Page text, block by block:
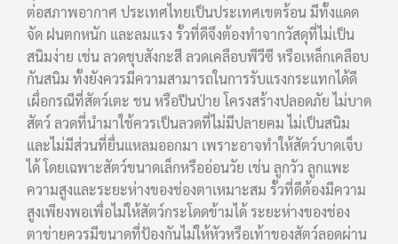
ต่อสภาพอากาศ ประเทศไทยเป็นประเทศเขตร้อน มีทั้งแดด
จัด ฝนตกหนัก และลมแรง รั้วที่ดีจึงต้องทำจากวัสดุที่ไม่เป็น
สนิมง่าย เช่น ลวดชุบสังกะสี ลวดเคลือบพีวีซี หรือเหล็กเคลือบ
กันสนิม ทั้งยังควรมีความสามารถในการรับแรงกระแทกได้ดี
เผื่อกรณีที่สัตว์เตะ ชน หรือปีนป่าย โครงสร้างปลอดภัย ไม่บาด
สัตว์ ลวดที่นำมาใช้ควรเป็นลวดที่ไม่มีปลายคม ไม่เป็นสนิม
และไม่มีส่วนที่ยื่นแหลมออกมา เพราะอาจทำให้สัตว์บาดเจ็บ
ได้ โดยเฉพาะสัตว์ขนาดเล็กหรืออ่อนวัย เช่น ลูกวัว ลูกแพะ
ความสูงและระยะห่างของช่องตาเหมาะสม รั้วที่ดีต้องมีความ
สูงเพียงพอเพื่อไม่ให้สัตว์กระโดดข้ามได้ ระยะห่างของช่อง
ตาข่ายควรมีขนาดที่ป้องกันไม่ให้หัวหรือเท้าของสัตว์ลอดผ่าน